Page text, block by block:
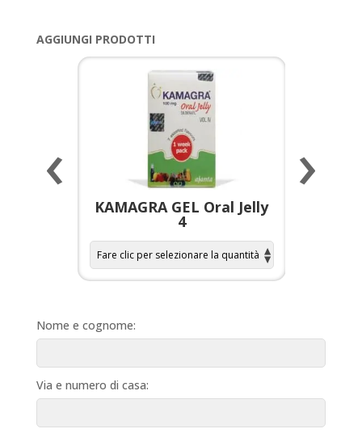
AGGIUNGI PRODOTTI
KAMAGRA GEL Oral Jelly
4
‹ ›
Nome e cognome:
Via e numero di casa: